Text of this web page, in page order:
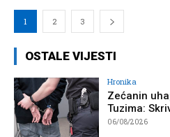
1 2 3
OSTALE VIJESTI
Hronika
Zećanin
Tuzima:
06/08/2026